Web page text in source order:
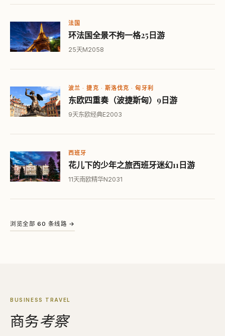
法国
环法国全景不拘一格25日游
25天M2058
波兰 · 捷克 · 斯洛伐克 · 匈牙利
东欧四重奏（波捷斯匈）9日游
9天东欧经典E2003
西班牙
花儿下的少年之旅西班牙迷幻11日游
11天南欧精华N2031
浏览全部 60 条线路 →
BUSINESS TRAVEL
商务考察